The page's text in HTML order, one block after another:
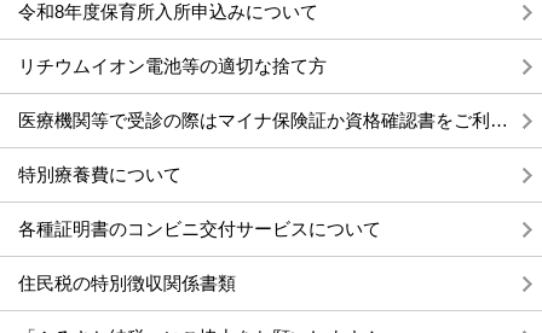
令和8年度保育所入所申込みについて
リチウムイオン電池等の適切な捨て方
医療機関等で受診の際はマイナ保険証か資格確認書をご利用ください
特別療養費について
各種証明書のコンビニ交付サービスについて
住民税の特別徴収関係書類